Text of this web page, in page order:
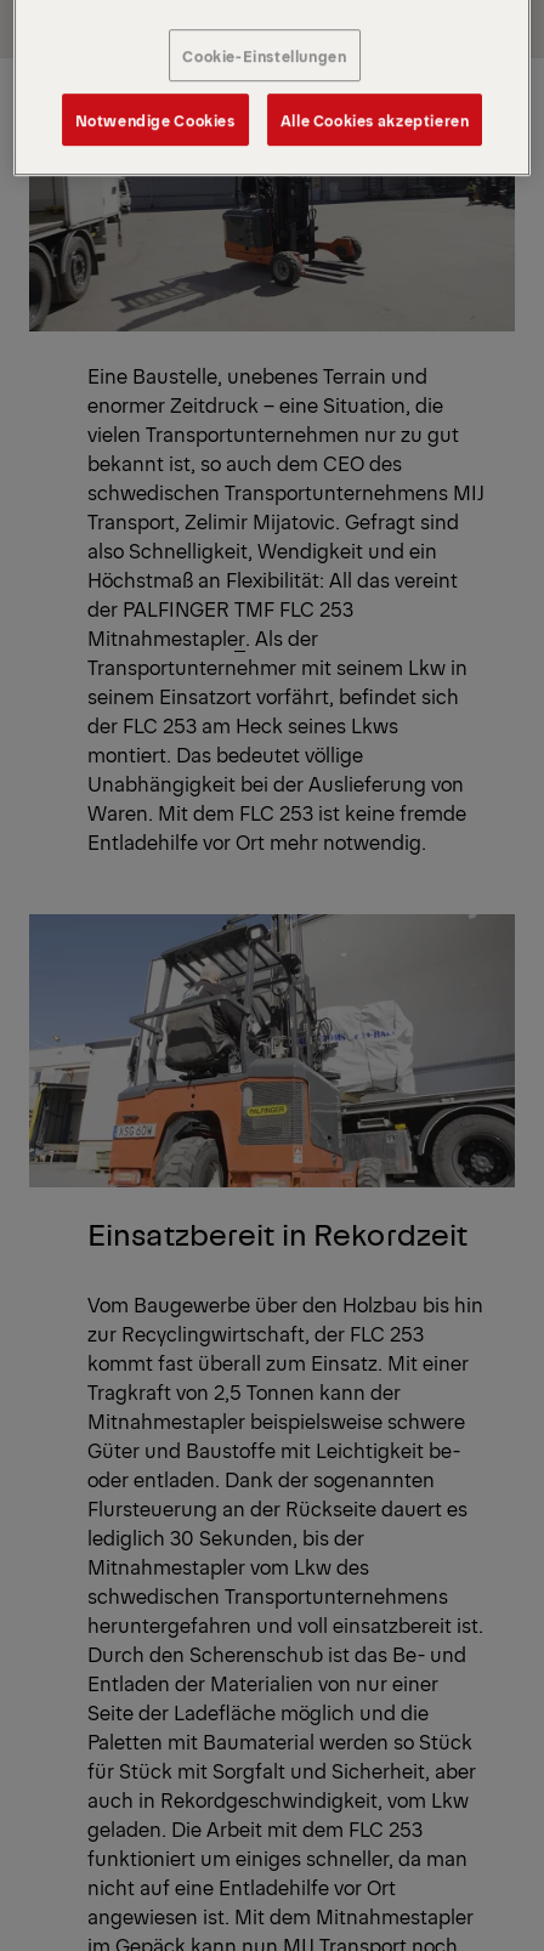
Eine Baustelle, unebenes Terrain und
enormer Zeitdruck – eine Situation, die
vielen Transportunternehmen nur zu gut
bekannt ist, so auch dem CEO des
schwedischen Transportunternehmens MIJ
Transport, Zelimir Mijatovic. Gefragt sind
also Schnelligkeit, Wendigkeit und ein
Höchstmaß an Flexibilität: All das vereint
der PALFINGER TMF FLC 253
Mitnahmestapler. Als der
Transportunternehmer mit seinem Lkw in
seinem Einsatzort vorfährt, befindet sich
der FLC 253 am Heck seines Lkws
montiert. Das bedeutet völlige
Unabhängigkeit bei der Auslieferung von
Waren. Mit dem FLC 253 ist keine fremde
Entladehilfe vor Ort mehr notwendig.
Einsatzbereit in Rekordzeit
Vom Baugewerbe über den Holzbau bis hin
zur Recyclingwirtschaft, der FLC 253
kommt fast überall zum Einsatz. Mit einer
Tragkraft von 2,5 Tonnen kann der
Mitnahmestapler beispielsweise schwere
Güter und Baustoffe mit Leichtigkeit be-
oder entladen. Dank der sogenannten
Flursteuerung an der Rückseite dauert es
lediglich 30 Sekunden, bis der
Mitnahmestapler vom Lkw des
schwedischen Transportunternehmens
heruntergefahren und voll einsatzbereit ist.
Durch den Scherenschub ist das Be- und
Entladen der Materialien von nur einer
Seite der Ladefläche möglich und die
Paletten mit Baumaterial werden so Stück
für Stück mit Sorgfalt und Sicherheit, aber
auch in Rekordgeschwindigkeit, vom Lkw
geladen. Die Arbeit mit dem FLC 253
funktioniert um einiges schneller, da man
nicht auf eine Entladehilfe vor Ort
angewiesen ist. Mit dem Mitnahmestapler
im Gepäck kann nun MIJ Transport noch
Cookie-Einstellungen
Notwendige Cookies Alle Cookies akzeptieren